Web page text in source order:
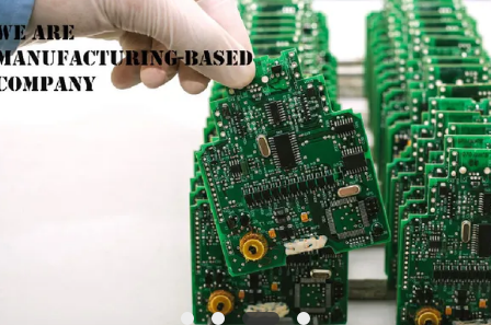
CONTROL
DE
CALIDAD